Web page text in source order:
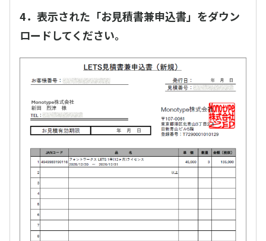
4．表示された「お見積書兼申込書」をダウン
ロードしてください。